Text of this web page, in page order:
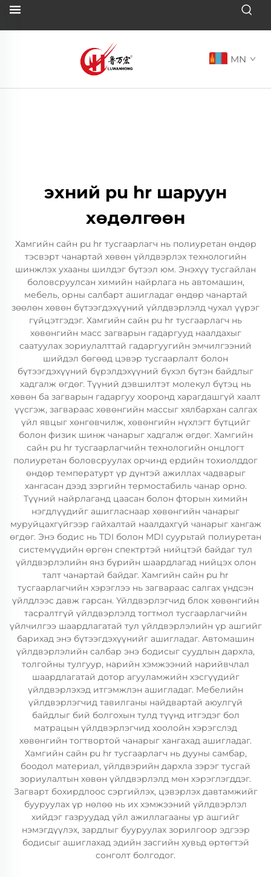
MN
эхний pu hr шаруун
хөдөлгөөн
Хамгийн сайн pu hr тусгаарлагч нь полиуретан өндөр
тэсвэрт чанартай хөвөн үйлдвэрлэх технологийн
шинжлэх ухааны шилдэг бүтээл юм. Энэхүү тусгайлан
боловсруулсан химийн найрлага нь автомашин,
мебель, орны салбарт ашигладаг өндөр чанартай
зөөлөн хөвөн бүтээгдэхүүний үйлдвэрлэлд чухал үүрэг
гүйцэтгэдэг. Хамгийн сайн pu hr тусгаарлагч нь
хөвөнгийн масс загварын гадаргууд наалдахыг
саатуулах зориулалттай гадаргуугийн эмчилгээний
шийдэл бөгөөд цэвэр тусгаарлалт болон
бүтээгдэхүүний бүрэлдэхүүний бүхэл бүтэн байдлыг
хадгалж өгдөг. Түүний дэвшилтэт молекул бүтэц нь
хөвөн ба загварын гадаргуу хооронд харагдашгүй хаалт
үүсгэж, загвараас хөвөнгийн массыг хялбархан салгах
үйл явцыг хөнгөвчилж, хөвөнгийн нүхлэгт бүтцийг
болон физик шинж чанарыг хадгалж өгдөг. Хамгийн
сайн pu hr тусгаарлагчийн технологийн онцлогт
полиуретан боловсруулах орчинд ердийн тохиолддог
өндөр температурт үр дүнтэй ажиллах чадварыг
хангасан дээд зэргийн термостабиль чанар орно.
Түүний найрлаганд цаасан болон фторын химийн
нэгдлүүдийг ашигласнаар хөвөнгийн чанарыг
муруйцахгүйгээр гайхалтай наалдахгүй чанарыг хангаж
өгдөг. Энэ бодис нь TDI болон MDI суурьтай полиуретан
системүүдийн өргөн спектртэй нийцтэй байдаг тул
үйлдвэрлэлийн янз бүрийн шаардлагад нийцэх олон
талт чанартай байдаг. Хамгийн сайн pu hr
тусгаарлагчийн хэрэглээ нь загвараас салгах үндсэн
үйлдлээс давж гарсан. Үйлдвэрлэгчид блок хөвөнгийн
тасралтгүй үйлдвэрлэлд тогтмол тусгаарлагчийн
үйлчилгээ шаардлагатай тул үйлдвэрлэлийн үр ашгийг
барихад энэ бүтээгдэхүүнийг ашигладаг. Автомашин
үйлдвэрлэлийн салбар энэ бодисыг суудлын дархла,
толгойны тулгуур, нарийн хэмжээний нарийвчлал
шаардлагатай дотор агууламжийн хэсгүүдийг
үйлдвэрлэхэд итгэмжлэн ашигладаг. Мебелийн
үйлдвэрлэгчид тавилганы найдвартай аюулгүй
байдлыг бий болгохын тулд түүнд итгэдэг бол
матрацын үйлдвэрлэгчид хоолойн хэрэгслэд
хөвөнгийн тогтвортой чанарыг хангахад ашигладаг.
Хамгийн сайн pu hr тусгаарлагч нь дууны самбар,
боодол материал, үйлдвэрийн дархла зэрэг тусгай
зориулалтын хөвөн үйлдвэрлэлд мөн хэрэглэгддэг.
Загварт бохирдлоос сэргийлэх, цэвэрлэх давтамжийг
бууруулах үр нөлөө нь их хэмжээний үйлдвэрлэл
хийдэг газруудад үйл ажиллагааны үр ашгийг
нэмэгдүүлэх, зардлыг бууруулах зорилгоор эдгээр
бодисыг ашиглахад эдийн засгийн хувьд өртөгтэй
сонголт болгодог.